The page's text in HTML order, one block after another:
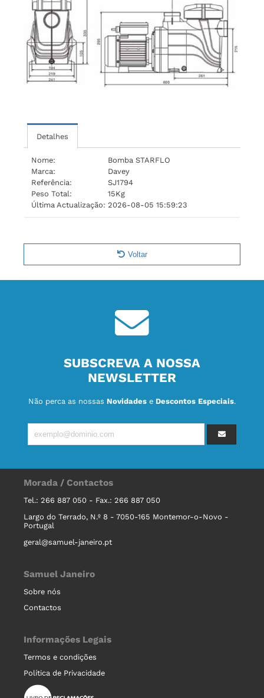
Detalhes
Nome:
Bomba STARFLO
Marca:
Davey
Referência:
SJ1794
Peso Total:
15Kg
Última Actualização: 2026-08-05 15:59:23
Voltar
SUBSCREVA A NOSSA
NEWSLETTER
Não perca as nossas Novidades e Descontos Especiais.
Morada / Contactos
Tel.: 266 887 050 - Fax.: 266 887 050
Largo do Terrado, N.º 8 - 7050-165 Montemor-o-Novo -
Portugal
geral@samuel-janeiro.pt
Samuel Janeiro
Sobre nós
Contactos
Informações Legais
Termos e condições
Política de Privacidade